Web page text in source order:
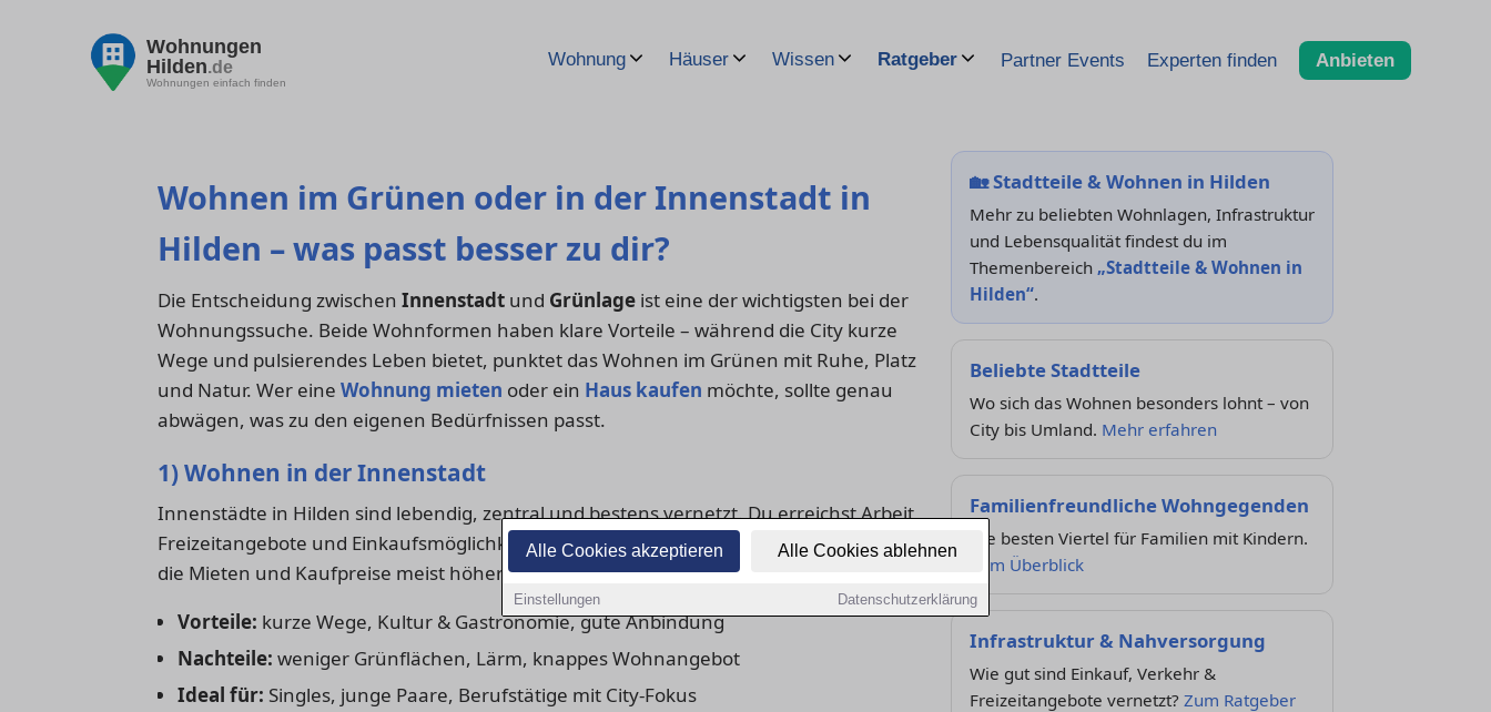
Alle Cookies akzeptieren Alle Cookies ablehnen
Einstellungen Datenschutzerklärung
Wohnungen
Hilden.de
Wohnungen einfach finden
Wohnung Häuser Wissen Ratgeber Partner Events Experten finden Anbieten
Wohnen im Grünen oder in der Innenstadt in
Hilden – was passt besser zu dir?
Die Entscheidung zwischen Innenstadt und Grünlage ist eine der wichtigsten bei der
Wohnungssuche. Beide Wohnformen haben klare Vorteile – während die City kurze
Wege und pulsierendes Leben bietet, punktet das Wohnen im Grünen mit Ruhe, Platz
und Natur. Wer eine Wohnung mieten oder ein Haus kaufen möchte, sollte genau
abwägen, was zu den eigenen Bedürfnissen passt.
1) Wohnen in der Innenstadt
Innenstädte in Hilden sind lebendig, zentral und bestens vernetzt. Du erreichst Arbeit,
Freizeitangebote und Einkaufsmöglichkeiten schnell zu Fuß oder per ÖPNV. Dafür sind
die Mieten und Kaufpreise meist höher.
Vorteile: kurze Wege, Kultur & Gastronomie, gute Anbindung
Nachteile: weniger Grünflächen, Lärm, knappes Wohnangebot
Ideal für: Singles, junge Paare, Berufstätige mit City-Fokus
🏡Stadtteile & Wohnen in Hilden
Mehr zu beliebten Wohnlagen, Infrastruktur
und Lebensqualität findest du im
Themenbereich „Stadtteile & Wohnen in
Hilden“.
Beliebte Stadtteile
Wo sich das Wohnen besonders lohnt – von
City bis Umland. Mehr erfahren
Familienfreundliche Wohngegenden
Die besten Viertel für Familien mit Kindern.
Zum Überblick
Infrastruktur & Nahversorgung
Wie gut sind Einkauf, Verkehr &
Freizeitangebote vernetzt? Zum Ratgeber